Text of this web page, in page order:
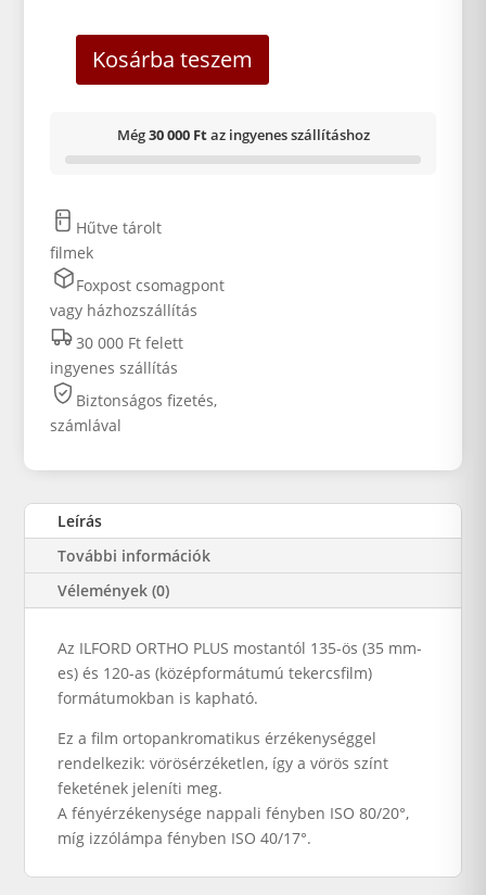
Kosárba teszem
Még30 000 Ftaz ingyenes szállításhoz
Hűtve tárolt
filmek
Foxpost csomagpont
vagy házhozszállítás
30 000 Ft felett
ingyenes szállítás
Biztonságos fizetés,
számlával
Leírás
További információk
Vélemények (0)
Az ILFORD ORTHO PLUS mostantól 135-ös (35 mm-
es) és 120-as (középformátumú tekercsfilm)
formátumokban is kapható.
Ez a film ortopankromatikus érzékenységgel
rendelkezik: vörösérzéketlen, így a vörös színt
feketének jeleníti meg.
A fényérzékenysége nappali fényben ISO 80/20°,
míg izzólámpa fényben ISO 40/17°.